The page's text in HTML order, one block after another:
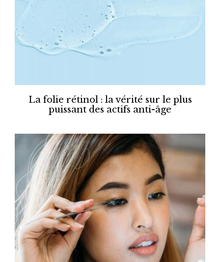
La folie rétinol : la vérité sur le plus
puissant des actifs anti-âge